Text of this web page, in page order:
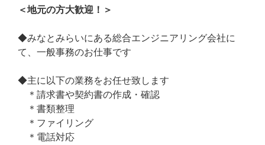
＜地元の方大歓迎！＞
◆みなとみらいにある総合エンジニアリング会社に
て、一般事務のお仕事です
◆主に以下の業務をお任せ致します
＊請求書や契約書の作成・確認
＊書類整理
＊ファイリング
＊電話対応